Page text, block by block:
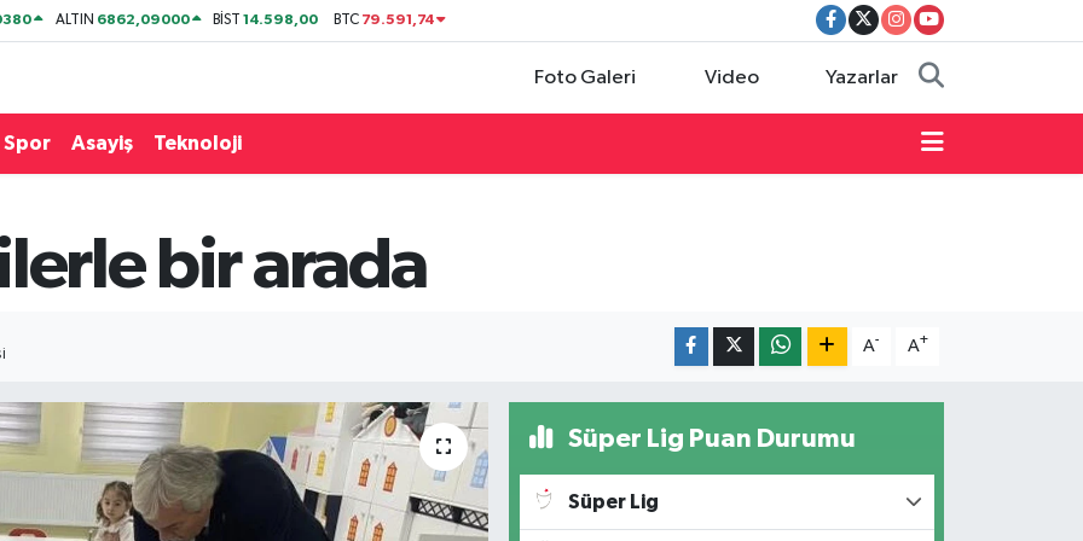
ALTIN 6862,09000 BİST14.598,00 BTC 79.591,74
Foto Galeri Video Yazarlar
Spor Asayiş Teknoloji
bir arada
A- A+
Süper Lig Puan Durumu
Süper Lig